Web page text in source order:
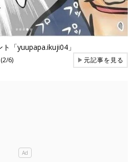
「yuupapa.ikuji04」
6) ▶元記事を見る